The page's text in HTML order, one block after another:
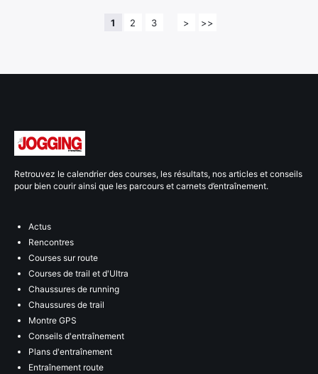
1 2 3 > >>
Retrouvez le calendrier des courses, les résultats, nos articles et conseils
pour bien courir ainsi que les parcours et carnets d’entraînement.
Actus
Rencontres
Courses sur route
Courses de trail et d'Ultra
Chaussures de running
Chaussures de trail
Montre GPS
Conseils d'entraînement
Plans d'entraînement
Entraînement route